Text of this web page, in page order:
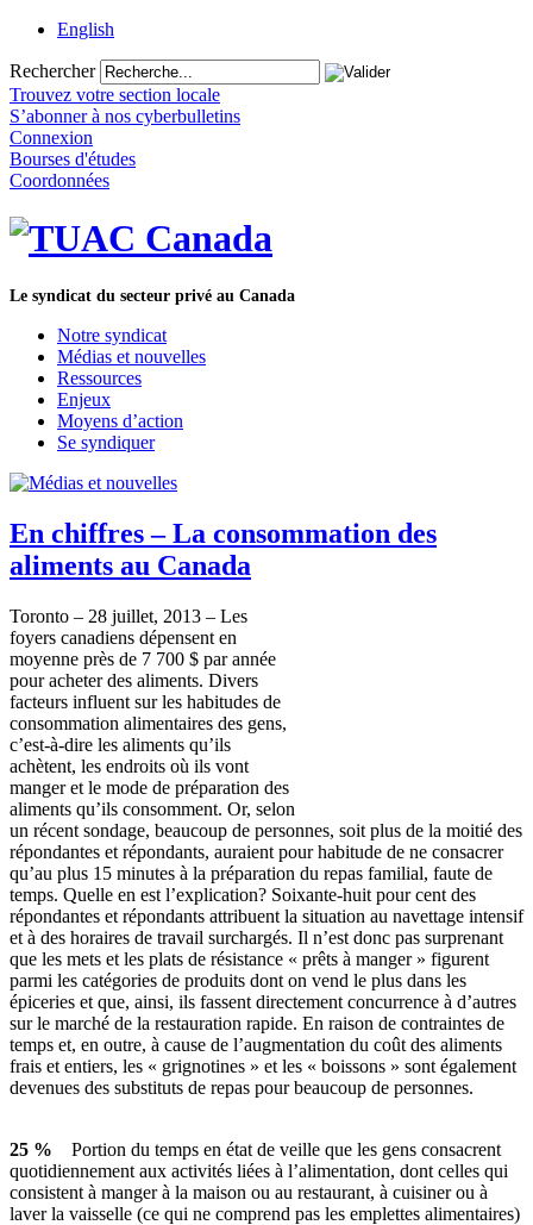
English
Rechercher
Trouvez votre section locale
S’abonner à nos cyberbulletins
Connexion
Bourses d'études
Coordonnées
Le syndicat du secteur privé au Canada
Notre syndicat
Médias et nouvelles
Ressources
Enjeux
Moyens d’action
Se syndiquer
En chiffres – La consommation des
aliments au Canada
Toronto – 28 juillet, 2013 – Les
foyers canadiens dépensent en
moyenne près de 7 700 $ parannée
pouracheterdes aliments. Divers
facteurs influent surles habitudes de
consommation alimentaires des gens,
c’est-à-dire les aliments qu’ils
achètent, les endroits où ils vont
manger et le mode de préparation des
aliments qu’ils consomment. Or, selon
un récent sondage, beaucoup de personnes, soit plus de la moitié des
répondantes et répondants, auraient pour habitude de ne consacrer
qu’au plus 15 minutes à la préparation du repas familial, faute de
temps. Quelle en est l’explication? Soixante-huit pour cent des
répondantes et répondants attribuent la situation au navettage intensif
et à des horaires de travail surchargés. Il n’est donc pas surprenant
que les mets et les plats de résistance « prêts à manger » figurent
parmi les catégories de produits dont on vend le plus dans les
épiceries et que, ainsi, ils fassent directement concurrence à d’autres
surle marché de la restauration rapide. En raison de contraintes de
temps et, en outre, à cause de l’augmentation du coût des aliments
frais et entiers, les « grignotines » et les « boissons » sont également
devenues des substituts de repas pourbeaucoup de personnes.
25 % Portion du temps en état de veille que les gens consacrent
quotidiennement aux activités liées à l’alimentation, dont celles qui
consistent à mangerà la maison ou au restaurant, à cuisiner ou à
laverla vaisselle (ce qui ne comprend pas les emplettes alimentaires)